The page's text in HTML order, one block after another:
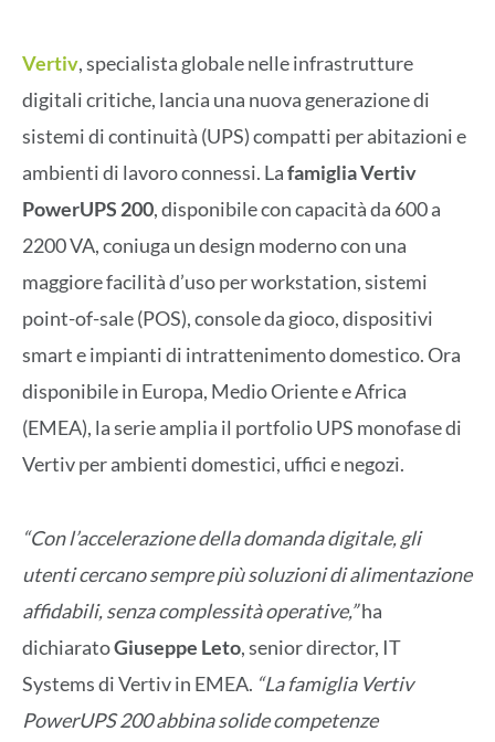
Vertiv, specialista globale nelle infrastrutture
digitali critiche, lancia una nuova generazione di
sistemi di continuità (UPS) compatti per abitazioni e
ambienti di lavoro connessi. Lafamiglia Vertiv
PowerUPS 200, disponibile con capacità da 600 a
2200 VA, coniuga un design moderno con una
maggiore facilità d’uso per workstation, sistemi
point-of-sale (POS), console da gioco, dispositivi
smart e impianti di intrattenimento domestico. Ora
disponibile in Europa, Medio Oriente e Africa
(EMEA), la serie amplia il portfolio UPS monofase di
Vertiv per ambienti domestici, uffici e negozi.
“Con l’accelerazione della domanda digitale, gli
utenti cercano sempre più soluzioni di alimentazione
affidabili, senza complessità operative,”ha
dichiaratoGiuseppe Leto, senior director, IT
Systems di Vertiv in EMEA. “La famiglia Vertiv
PowerUPS 200 abbina solide competenze